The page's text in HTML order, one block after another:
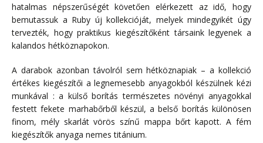
hatalmas népszerűségét követően elérkezett az idő, hogy
bemutassuk a Ruby új kollekcióját, melyek mindegyikét úgy
tervezték, hogy praktikus kiegészítőként társaink legyenek a
kalandos hétköznapokon.
A darabok azonban távolról sem hétköznapiak – a kollekció
értékes kiegészítői a legnemesebb anyagokból készülnek kézi
munkával : a külső borítás természetes növényi anyagokkal
festett fekete marhabőrből készül, a belső borítás különösen
finom, mély skarlát vörös színű mappa bőrt kapott. A fém
kiegészítők anyaga nemes titánium.